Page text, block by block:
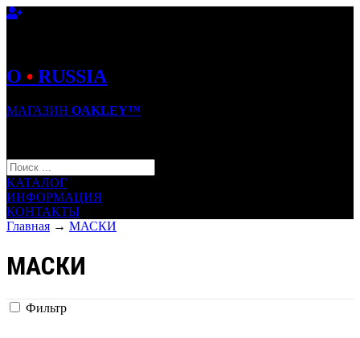
O • RUSSIA
МАГАЗИН OAKLEY™
КАТАЛОГ
ИНФОРМАЦИЯ
КОНТАКТЫ
Главная → МАСКИ
МАСКИ
Фильтр